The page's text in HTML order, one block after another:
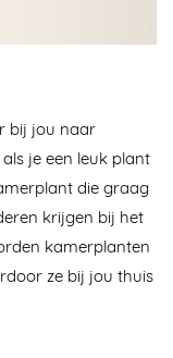
bij jou naar
je een leuk plant
die graag
krijgen bij het
kamerplanten
ze bij jou thuis